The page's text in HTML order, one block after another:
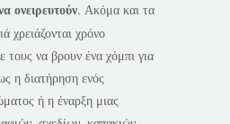
ονειρευτούν. Ακόμα και τα
χρειάζονται χρόνο
να βρουν ένα χόμπι για
η διατήρηση ενός
ή η έναρξη μιας